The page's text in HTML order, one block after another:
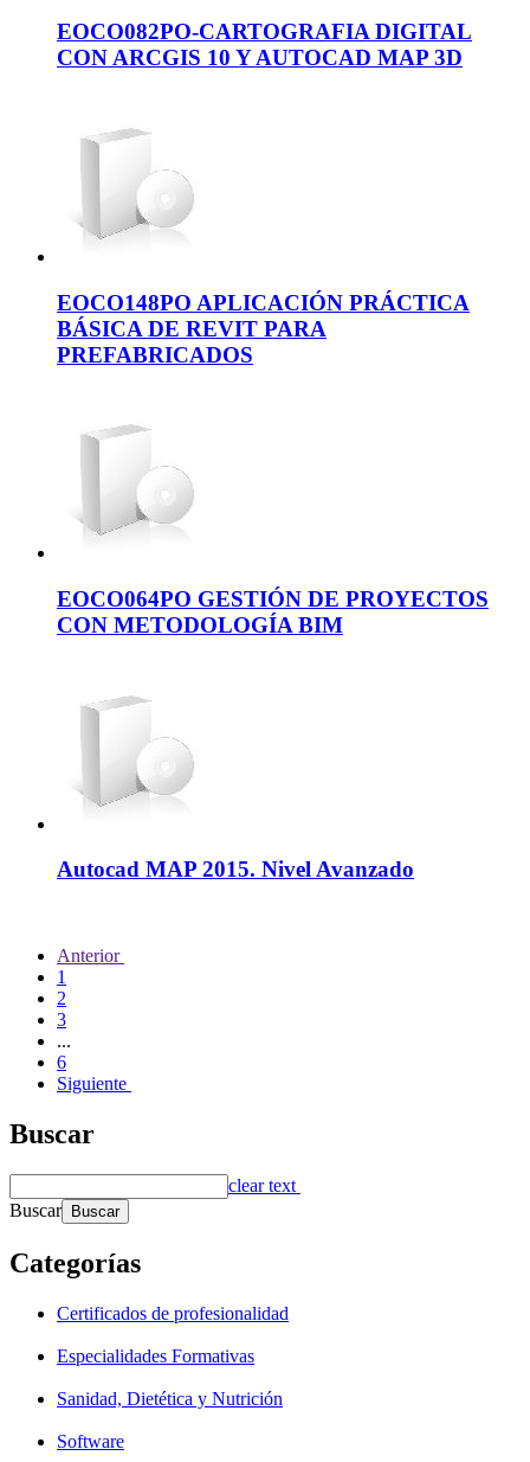
EOCO082PO-CARTOGRAFIA DIGITAL
CON ARCGIS 10 Y AUTOCAD MAP 3D
EOCO148PO APLICACIÓN PRÁCTICA
BÁSICA DE REVIT PARA
PREFABRICADOS
EOCO064PO GESTIÓN DE PROYECTOS
CON METODOLOGÍA BIM
Autocad MAP 2015. Nivel Avanzado
Anterior
1
2
3
...
6
Siguiente
Buscar
clear text
Buscar
Categorías
Certificados de profesionalidad
Especialidades Formativas
Sanidad, Dietética y Nutrición
Software